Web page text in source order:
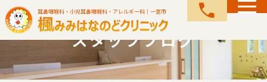
耳鼻咽喉科・小児耳鼻咽喉科・アレルギー科｜一宮市 call
スタッフブログ